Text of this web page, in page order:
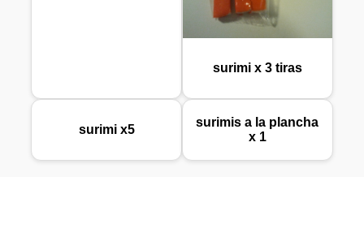
surimi x 3 tiras
surimi x5
surimis a la plancha
x 1